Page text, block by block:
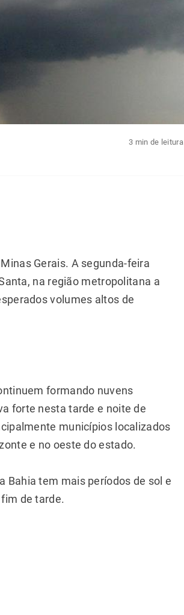
3 min de leitura
Gerais. A segunda-feira
na região metropolitana a
volumes altos de
formando nuvens
forte nesta tarde e noite de
municípios localizados
e no oeste do estado.
Bahia tem mais períodos de sol e
de tarde.